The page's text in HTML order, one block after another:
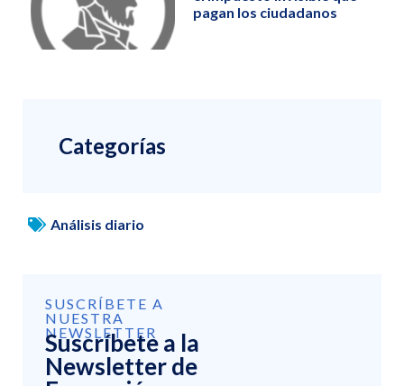
pagan los ciudadanos
Categorías
Análisis diario
SUSCRÍBETE A
NUESTRA
NEWSLETTER
Suscríbete a la
Newsletter de